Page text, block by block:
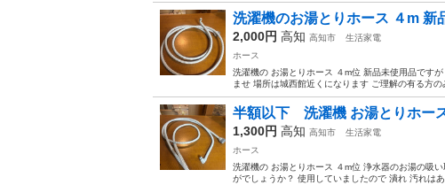
洗濯機のお湯とりホース ４m 新
2,000円 高知 高知市
生活家電
ホース
洗濯機の お湯とりホース ４m位 新品未使用品です
ませ 場所は城西館近くになります ご理解の有る方
半額以下 洗濯機 お湯とりホー
1,300円 高知 高知市
生活家電
ホース
洗濯機の お湯とりホース ４m位 浄水器のお湯の吸
がでしょうか？ 使用していましたので 潰れ 汚れは